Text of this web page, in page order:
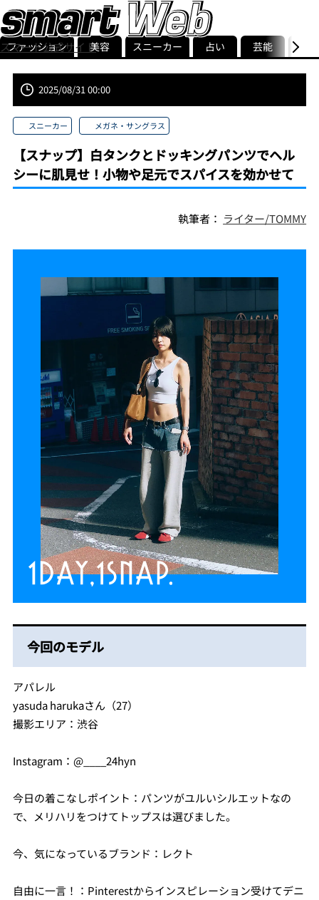
スマート公式サイト
smart最新号
記事一覧ランキング
ストリ
ファッション 美容 スニーカー 占い 芸能 グル
2025/08/31 00:00
スニーカー メガネ・サングラス
【スナップ】白タンクとドッキングパンツでヘル
シーに肌見せ！小物や足元でスパイスを効かせて
執筆者： ライター/TOMMY
今回のモデル
アパレル
yasuda harukaさん（27）
撮影エリア：渋谷
Instagram：@____24hyn
今日の着こなしポイント：パンツがユルいシルエットなの
で、メリハリをつけてトップスは選びました。
今、気になっているブランド：レクト
自由に一言！：Pinterestからインスピレーション受けてデニ